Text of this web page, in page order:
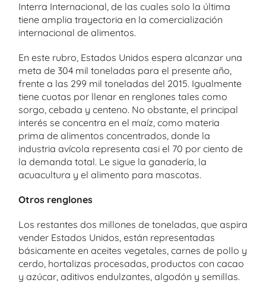
Interra Internacional, de las cuales solo la última
tiene amplia trayectoria en la comercialización
internacional de alimentos.
En este rubro, Estados Unidos espera alcanzar una
meta de 304 mil toneladas para el presente año,
frente a las 299 mil toneladas del 2015. Igualmente
tiene cuotas por llenar en renglones tales como
sorgo, cebada y centeno. No obstante, el principal
interés se concentra en el maíz, como materia
prima de alimentos concentrados, donde la
industria avícola representa casi el 70 por ciento de
la demanda total. Le sigue la ganadería, la
acuacultura y el alimento para mascotas.
Otros renglones
Los restantes dos millones de toneladas, que aspira
vender Estados Unidos, están representadas
básicamente en aceites vegetales, carnes de pollo y
cerdo, hortalizas procesadas, productos con cacao
y azúcar, aditivos endulzantes, algodón y semillas.